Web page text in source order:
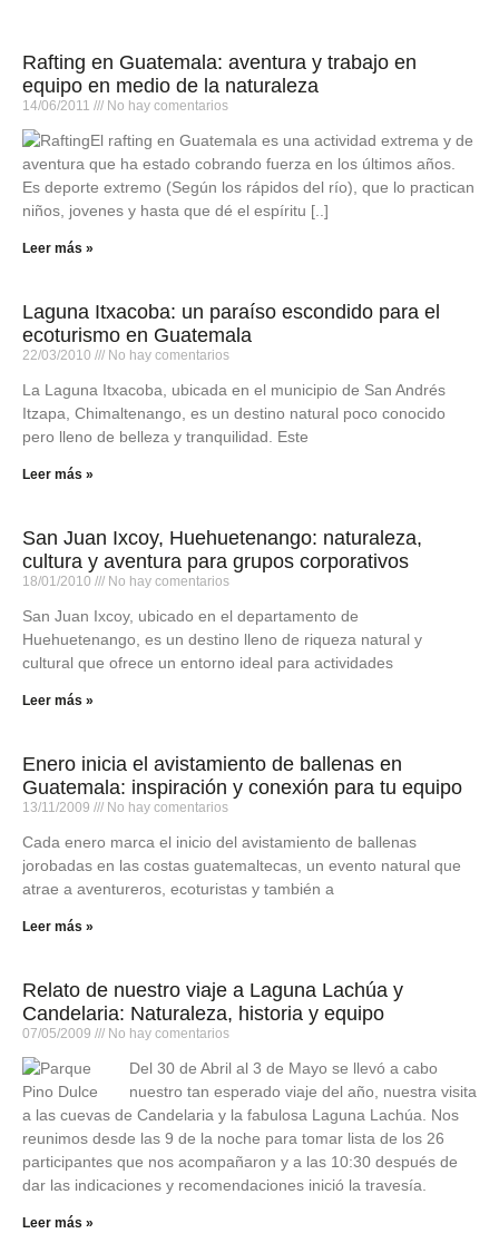
Rafting en Guatemala: aventura y trabajo en
equipo en medio de la naturaleza
14/06/2011 No hay comentarios
El rafting en Guatemala es una actividad extrema y de
aventura que ha estado cobrando fuerza en los últimos años.
Es deporte extremo (Según los rápidos del río), que lo practican
niños, jovenes y hasta que dé el espíritu [..]
Leer más »
Laguna Itxacoba: un paraíso escondido para el
ecoturismo en Guatemala
22/03/2010 No hay comentarios
La Laguna Itxacoba, ubicada en el municipio de San Andrés
Itzapa, Chimaltenango, es un destino natural poco conocido
pero lleno de belleza y tranquilidad. Este
Leer más »
San Juan Ixcoy, Huehuetenango: naturaleza,
cultura y aventura para grupos corporativos
18/01/2010 No hay comentarios
San Juan Ixcoy, ubicado en el departamento de
Huehuetenango, es un destino lleno de riqueza natural y
cultural que ofrece un entorno ideal para actividades
Leer más »
Enero inicia el avistamiento de ballenas en
Guatemala: inspiración y conexión para tu equipo
13/11/2009 No hay comentarios
Cada enero marca el inicio del avistamiento de ballenas
jorobadas en las costas guatemaltecas, un evento natural que
atrae a aventureros, ecoturistas y también a
Leer más »
Relato de nuestro viaje a Laguna Lachúa y
Candelaria: Naturaleza, historia y equipo
07/05/2009 No hay comentarios
Del 30 de Abril al 3 de Mayo se llevó a cabo
nuestro tan esperado viaje del año, nuestra visita
a las cuevas de Candelaria y la fabulosa Laguna Lachúa. Nos
reunimos desde las 9 de la noche para tomar lista de los 26
participantes que nos acompañaron y a las 10:30 después de
dar las indicaciones y recomendaciones inició la travesía.
Leer más »